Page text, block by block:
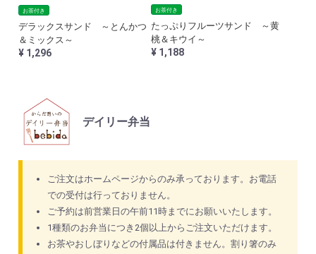
お茶付き
デラックスサンド ～とんかつ
＆ミックス～
¥ 1,296
お茶付き
たっぷりフルーツサンド ～黄
桃＆キウイ～
¥ 1,188
デイリー弁当
ご注文はホームページからのみ承っております。お電話
での受付は行っておりません。
ご予約は前営業日の午前11時までにお願いいたします。
1種類のお弁当につき2個以上からご注文いただけます。
お茶やおしぼりなどの付属品は付きません。割り箸のみ